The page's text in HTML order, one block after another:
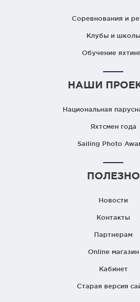
Соревнования и
Клубы и школы
Обучение
НАШИ
Национальная
Яхтсмен года
Sailing Photo
ПОЛЕЗНО
Новости
Контакты
Партнерам
Online магазин
Кабинет
Старая версия